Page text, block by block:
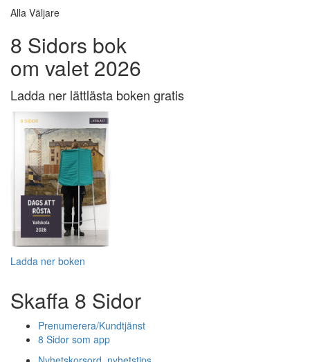
Alla Väljare
8 Sidors bok
om valet 2026
Ladda ner lättlästa boken gratis
Ladda ner boken
Skaffa 8 Sidor
Prenumerera/Kundtjänst
8 Sidor som app